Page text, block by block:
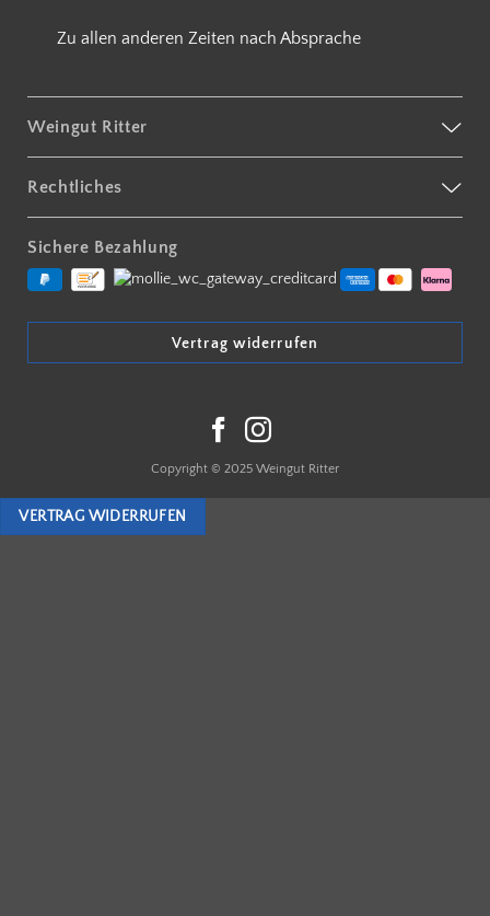
Zu allen anderen Zeiten nach Absprache
Weingut Ritter
Rechtliches
Sichere Bezahlung
Vertrag widerrufen
Copyright © 2025 Weingut Ritter
VERTRAG WIDERRUFEN